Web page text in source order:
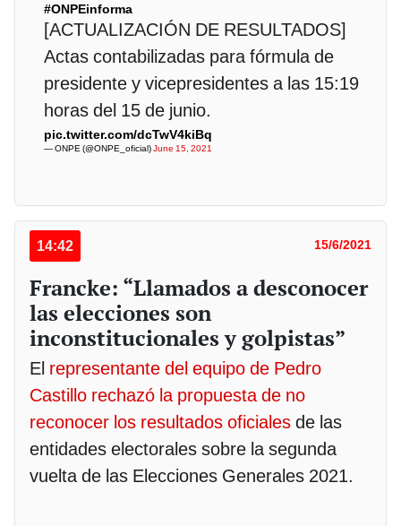
#ONPEinforma
[ACTUALIZACIÓN DE RESULTADOS]
Actas contabilizadas para fórmula de
presidente y vicepresidentes a las 15:19
horas del 15 de junio.
pic.twitter.com/dcTwV4kiBq
— ONPE (@ONPE_oficial)June 15, 2021
14:42 15/6/2021
Francke: “Llamados a desconocer
las elecciones son
inconstitucionales y golpistas”
El representante del equipo de Pedro
Castillo rechazó la propuesta de no
reconocer los resultados oficiales de las
entidades electorales sobre la segunda
vuelta de las Elecciones Generales 2021.